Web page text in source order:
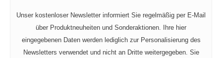
Unser kostenloser Newsletter informiert Sie regelmäßig per E-Mail
über Produktneuheiten und Sonderaktionen. Ihre hier
eingegebenen Daten werden lediglich zur Personalisierung des
Newsletters verwendet und nicht an Dritte weitergegeben. Sie